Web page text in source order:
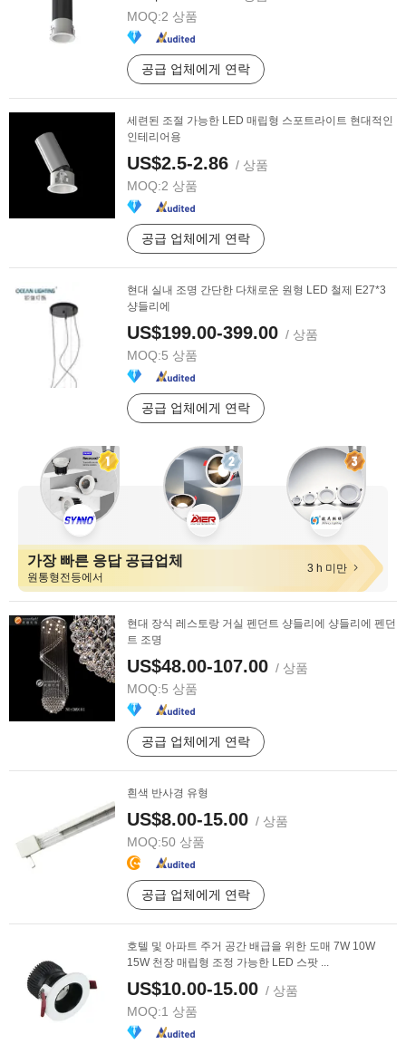
MOQ:2 상품
공급 업체에게 연락
세련된 조절 가능한 LED 매립형 스포트라이트 현대적인
인테리어용
US$2.5-2.86 / 상품
MOQ:2 상품
공급 업체에게 연락
현대 실내 조명 간단한 다채로운 원형 LED 철제 E27*3
샹들리에
US$199.00-399.00 / 상품
MOQ:5 상품
공급 업체에게 연락
가장 빠른 응답 공급업체
원통형전등에서
3 h 미만
현대 장식 레스토랑 거실 펜던트 샹들리에 샹들리에 펜던
트 조명
US$48.00-107.00 / 상품
MOQ:5 상품
공급 업체에게 연락
흰색 반사경 유형
US$8.00-15.00 / 상품
MOQ:50 상품
공급 업체에게 연락
호텔 및 아파트 주거 공간 배급을 위한 도매 7W 10W
15W 천장 매립형 조정 가능한 LED 스팟 ...
US$10.00-15.00 / 상품
MOQ:1 상품